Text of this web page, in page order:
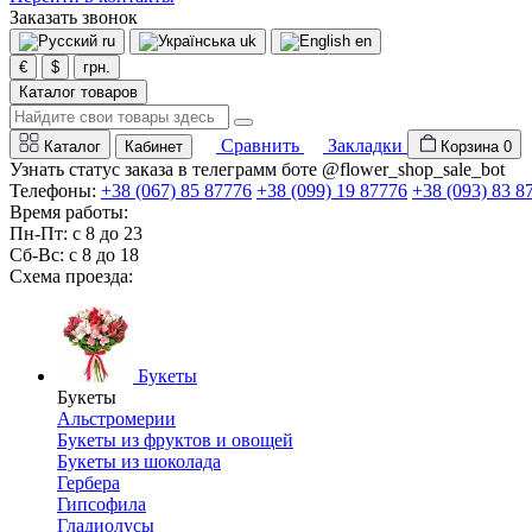
Заказать звонок
ru uk
en
€
$
грн.
Каталог товаров
Каталог Кабинет Сравнить Закладки Корзина 0
Узнать статус заказа в телеграмм боте @flower_shop_sale_bot
Телефоны: +38 (067) 85 87776 +38 (099) 19 87776 +38 (093) 83
Время работы:
Пн-Пт: с 8 до 23
Сб-Вс: с 8 до 18
Схема проезда:
Букеты
Букеты
Альстромерии
Букеты из фруктов и овощей
Букеты из шоколада
Гербера
Гипсофила
Гладиолусы